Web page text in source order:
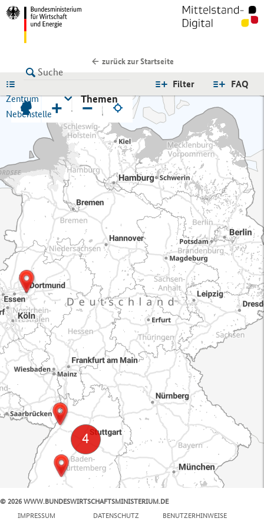
zurück zur Startseite
FAQ
Filter
Zentrum
Nebenstelle
Themen
+ −
© 2026 WWW.BUNDESWIRTSCHAFTSMINISTERIUM.DE
IMPRESSUM
DATENSCHUTZ BENUTZERHINWEISE